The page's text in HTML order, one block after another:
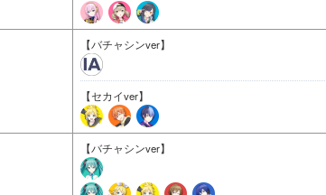
【バチャシンver】
【セカイver】
【バチャシンver】